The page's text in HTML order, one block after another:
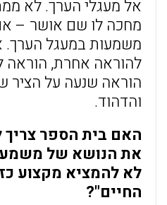
אל מעגלי הערך. לא
מחכה לו שם אושר –
משמעות במעגל הערך.
להוראה אחרת,
הוראה שנעה על הציר
והדהוד.
האם בית הספר צריך
את הנושא של
לא להמציא מקצוע
החיים"?